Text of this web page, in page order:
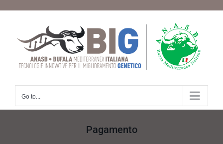
content
Go to...
Pagamento